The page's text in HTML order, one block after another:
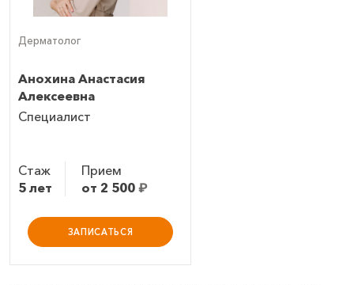
Дерматолог
Анохина Анастасия
Алексеевна
Специалист
Стаж
5 лет
Прием
от 2 500 ₽
ЗАПИСАТЬСЯ